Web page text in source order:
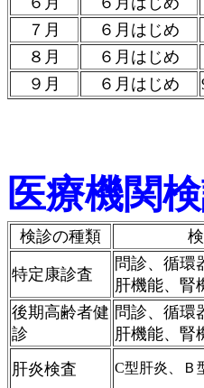
７月
６月はじめ
８月
６月はじめ
９月
６月はじめ
医療機関
検診の種類
特定康診査
問診、循環
肝機能、腎
後期高齢者健
診
問診、循環
肝機能、腎
肝炎検査 C型肝炎、Ｂ